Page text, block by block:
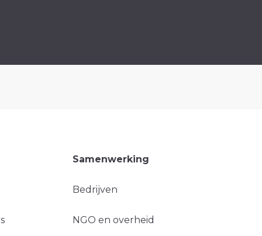
Samenwerking
Bedrijven
NGO en overheid